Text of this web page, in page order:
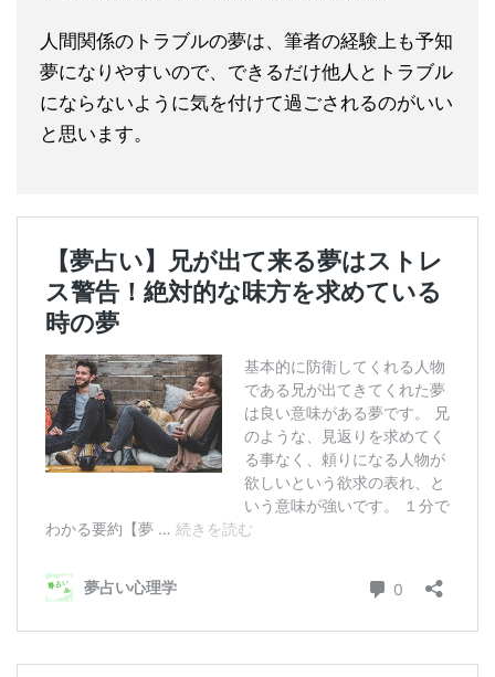
人間関係のトラブルの夢は、筆者の経験上も予知
夢になりやすいので、できるだけ他人とトラブル
にならないように気を付けて過ごされるのがいい
と思います。